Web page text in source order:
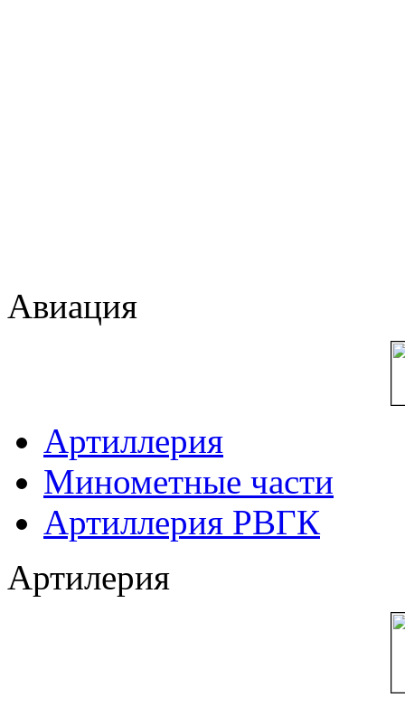
Авиация
Артиллерия
Минометные части
Артиллерия РВГК
Артилерия